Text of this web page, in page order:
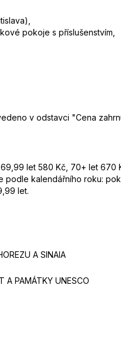
pokoje s příslušenstvím,
v odstavci "Cena
let 580 Kč, 70+ let 670
podle kalendářního roku:
let.
A SINAIA
A PAMÁTKY UNESCO